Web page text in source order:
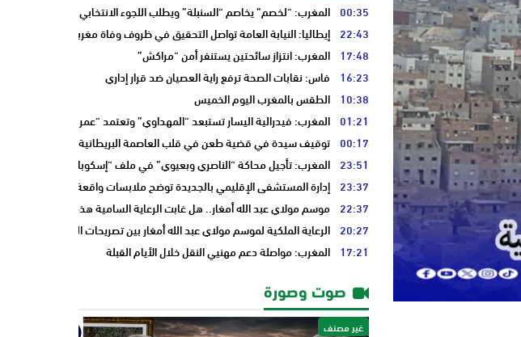
00:35 المغرب: “لخصم” يخاصم “السنبلة” ويطلب اللجوء الانتخابي من “النخلة”
22:43 إيطاليا: النيابة العامة تواصل التحقيق في ظروف وفاة مغربي
17:48 المغرب: انتزاز سائحتين يستنفر أمن “مراكش”
16:23 فاس: نقابات الصحة ترفع راية العصيان ضد قرار إداري
10:38 الطقس بالمغرب اليوم الخميس
01:21 المغرب: فيدرالية اليسار تستبعد “المهداوي” وتعتمد “عمر بنجلون” وسط
00:17 توقيف سيدة في قضية طعن في قلب العاصمة البريطانية “لندن”
23:51 المغرب: تأجيل محاكة “الناصري وبعيوي” في ملف “إسكوبار الصحراء”
23:37 إدارة المستشفى الإقليمي بالجديدة توضح ملابسات واقعة سيدة حامل
22:37 موسم مولاي عبد الله أمغار.. هل غابت الرعاية السامية هذه السنة فقط أم
20:27 الرعاية الملكية لموسم مولاي عبد الله أمغار بين تصريحات المسؤولين
17:21 المغرب: مواصلة دعم مهنيي النقل خلال الأيام القبلة
صوت وصورة
غير مصنف